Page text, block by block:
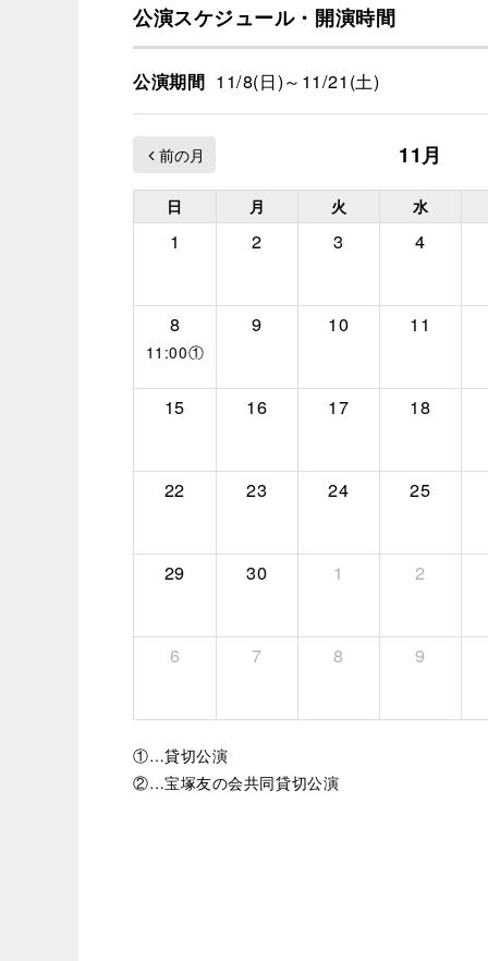
公演スケジュール・開演時間
公演期間 11/8(日)～11/21(土)
11月
日 月 火 水
1 2 3 4
8
11:00①
9 10 11
15 16 17 18
22 23 24 25
29 30 1 2
6 7 8 9
①…貸切公演
②…宝塚友の会共同貸切公演